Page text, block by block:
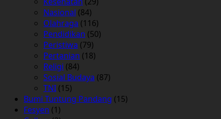
Nasional (84)
Olahraga (116)
Pendidikan (50)
Peristiwa (79)
Pertanian (18)
Religi (84)
Sosial Budaya (87)
TNI (15)
Bumi Tuntung Pandang (15)
Fesyen (1)